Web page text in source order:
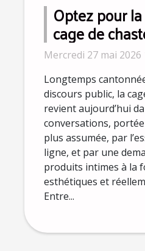
Optez pour
cage de
d’experts pour
les idées reçues
Mercredi 27 mai 2026
Longtemps
discours public, la
revient aujourd’hui
conversations,
plus assumée, par
ligne, et par une
produits intimes à la
esthétiques et
Entre...